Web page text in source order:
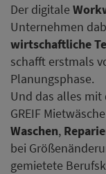
Der digitale
Unternehmen
wirtschaftliche
schafft erstmals
Planungsphase.
Und das alles mit
GREIF Mietwäsche
Waschen,
bei
gemietete